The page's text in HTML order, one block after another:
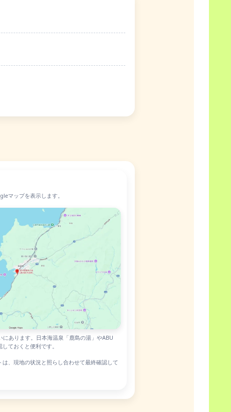
マップを表示します。
あります。日本海温泉「鹿島の湯」やABU
ておくと便利です。
、現地の状況と照らし合わせて最終確認して